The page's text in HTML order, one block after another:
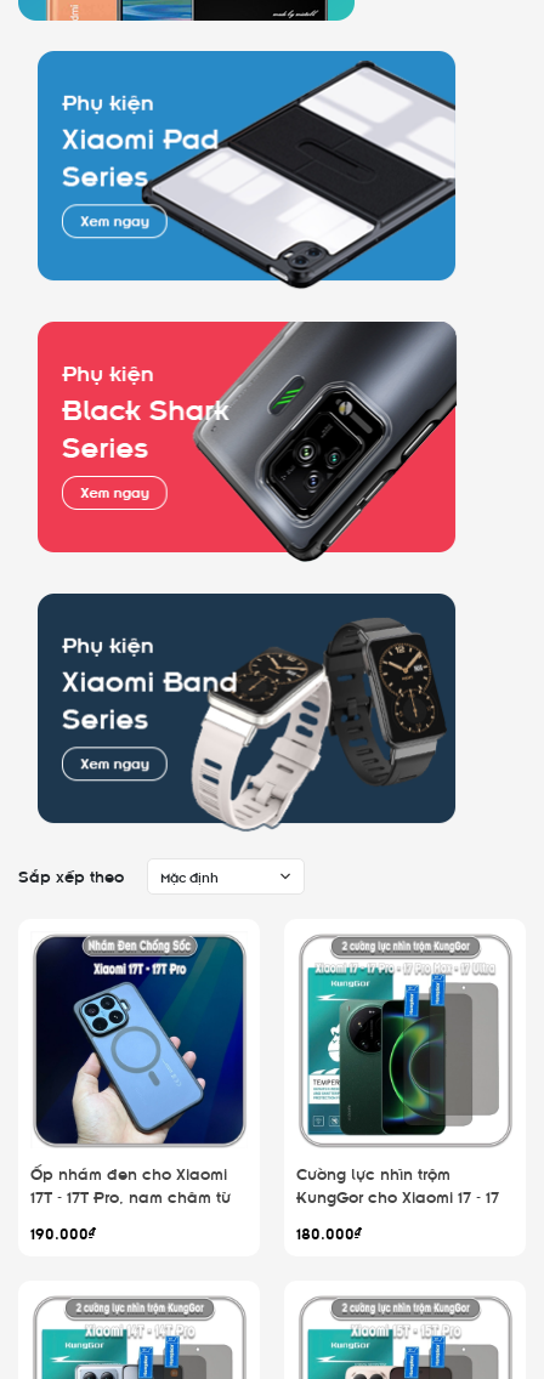
Sắp xếp theo Mặc định
Ốp nhám đen cho Xiaomi
17T - 17T Pro, nam châm từ
190.000₫
Cường lực nhìn trộm
KungGor cho Xiaomi 17 - 17
không viền đen bộ 2 miếng
180.000₫